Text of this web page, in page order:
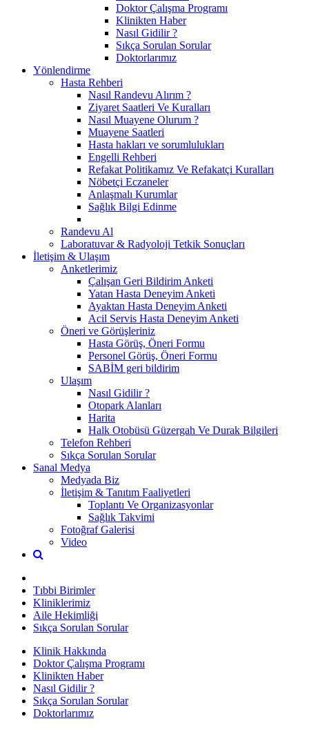
Doktor Çalışma Programı
Klinikten Haber
Nasıl Gidilir ?
Sıkça Sorulan Sorular
Doktorlarımız
Yönlendirme
Hasta Rehberi
Nasıl Randevu Alırım ?
Ziyaret Saatleri Ve Kuralları
Nasıl Muayene Olurum ?
Muayene Saatleri
Hasta hakları ve sorumlulukları
Engelli Rehberi
Refakat Politikamız Ve Refakatçi Kuralları
Nöbetçi Eczaneler
Anlaşmalı Kurumlar
Sağlık Bilgi Edinme
Randevu Al
Laboratuvar & Radyoloji Tetkik Sonuçları
İletişim & Ulaşım
Anketlerimiz
Çalışan Geri Bildirim Anketi
Yatan Hasta Deneyim Anketi
Ayaktan Hasta Deneyim Anketi
Acil Servis Hasta Deneyim Anketi
Öneri ve Görüşleriniz
Hasta Görüş, Öneri Formu
Personel Görüş, Öneri Formu
SABİM geri bildirim
Ulaşım
Nasıl Gidilir ?
Otopark Alanları
Harita
Halk Otobüsü Güzergah Ve Durak Bilgileri
Telefon Rehberi
Sıkça Sorulan Sorular
Sanal Medya
Medyada Biz
İletişim & Tanıtım Faaliyetleri
Toplantı Ve Organizasyonlar
Sağlık Takvimi
Fotoğraf Galerisi
Video
Tıbbi Birimler
Kliniklerimiz
Aile Hekimliği
Sıkça Sorulan Sorular
Klinik Hakkında
Doktor Çalışma Programı
Klinikten Haber
Nasıl Gidilir ?
Sıkça Sorulan Sorular
Doktorlarımız